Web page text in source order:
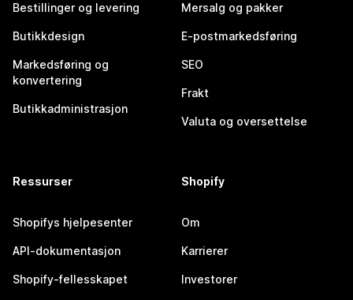
Bestillinger og levering
Butikkdesign
Markedsføring og
konvertering
Butikkadministrasjon
Mersalg og pakker
E-postmarkedsføring
SEO
Frakt
Valuta og oversettelse
Ressurser
Shopifys hjelpesenter
API-dokumentasjon
Shopify-fellesskapet
Shopify
Om
Karrierer
Investorer